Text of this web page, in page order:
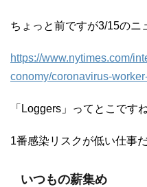
ちょっと前ですが3/15のニ
https://www.nytimes.com/
conomy/coronavirus-
「Loggers」ってとこです
1番感染リスクが低い仕事
いつもの薪集め